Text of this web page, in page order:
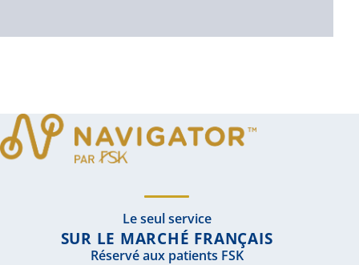
Le seul service
SUR LE MARCHÉ FRANÇAIS
Réservé aux patients FSK